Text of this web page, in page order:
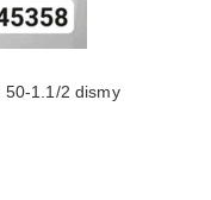
50-1.1/2 dismy